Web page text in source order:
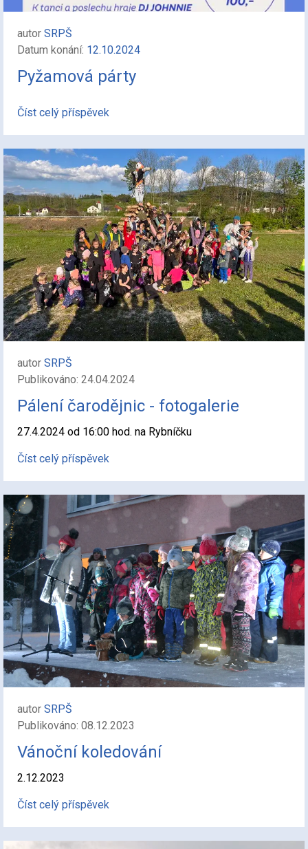
autor SRPŠ
Datum konání: 12.10.2024
Pyžamová párty
Číst celý příspěvek
autor SRPŠ
Publikováno: 24.04.2024
Pálení čarodějnic - fotogalerie
27.4.2024 od 16:00 hod. na Rybníčku
Číst celý příspěvek
autor SRPŠ
Publikováno: 08.12.2023
Vánoční koledování
2.12.2023
Číst celý příspěvek